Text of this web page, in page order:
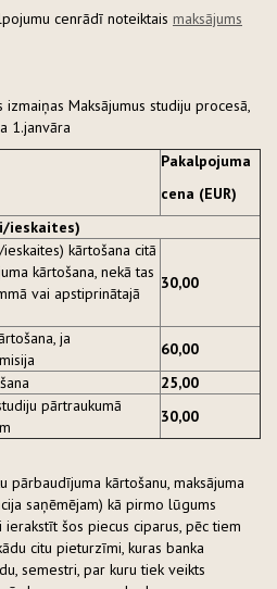
cenrādī noteiktais maksājums
Maksājumus studiju procesā,
1.janvāra
Pakalpojuma
cena (EUR)
ieskaites)
kārtošana citā
kārtošana, nekā tas
vai apstiprinātajā
30,00
ja
60,00
25,00
pārtraukumā
30,00
pārbaudījuma kārtošanu, maksājuma
saņēmējam) kā pirmo lūgums
šos piecus ciparus, pēc tiem
citu pieturzīmi, kuras banka
semestri, par kuru tiek veikts